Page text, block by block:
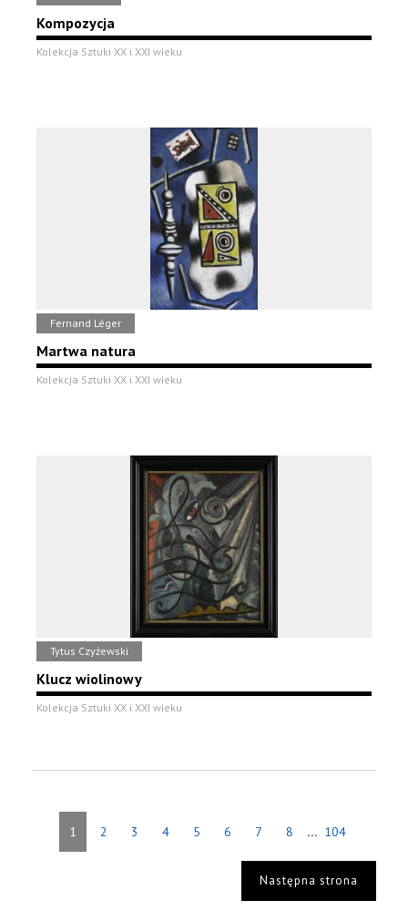
Kompozycja
Kolekcja Sztuki XX i XXI wieku
Fernand Léger
Martwa natura
Kolekcja Sztuki XX i XXI wieku
Tytus Czyżewski
Klucz wiolinowy
Kolekcja Sztuki XX i XXI wieku
1 2 3 4 5 6 7 8 ... 104
Następna strona